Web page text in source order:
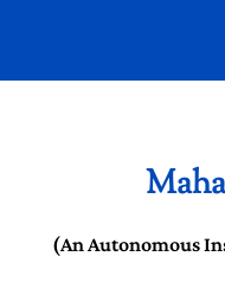
(An Autonomous